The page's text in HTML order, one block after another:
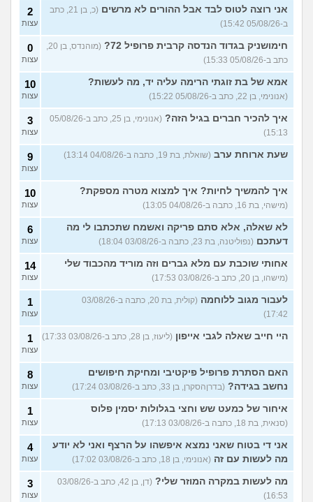
יוצאת איתו היום לדייט ראשון 3
עצות
בטיילת או מועדון?
(רואי, בן
26)
8
עצות
לוקח אותי לדייטים גרועים
האם להמשיך?
(נטע, בת 21)
17
עצות
עוד שאלות חדשות במדור
אני רוצה לטוס לבד אבל ההורים לא מרשים
(כ, בן 21, כתב
ב-05/08/26 15:42)
2
עצות
חימושניק בגדוד הנדסה קרבית פרופיל 72?
(מוהנדס, בן 20,
כתב ב-05/08/26 15:33)
0
עצות
אמא של בת זוגתי הרימה עליה יד, מה לעשות?
(אנונימי, בן 22, כתב ב-05/08/26 15:22)
10
עצות
איך להכיר חברים בגיל הזה?
(אנונימי, בן 25, כתב ב-05/08/26
15:13)
3
עצות
שעת ארוחת ערב (שואלת, בת 19, כתבה ב-04/08/26 13:14) 9
עצות
איך להמשיך לחיות? איך למצוא מטרה מספקת?
(מישהי, בת 16, כתבה ב-04/08/26 13:05)
10
עצות
לא שאלה, אלא סתם פריקה ואשמח שתכתבו לי מה
דעתכם (נפוליטנה, בת 23, כתבה ב-03/08/26 18:04)
6
עצות
אחותי שוכבת עם מלא גברים וזה מוריד מהכבוד שלי
(מישהו, בן 20, כתב ב-03/08/26 17:53)
14
עצות
לעבור מגוב ללוחמה
(קולית, בת 20, כתבה ב-03/08/26
17:42)
1
עצות
היי חייב שאלה לגבי אייפון (ליעוז, בן 28, כתב ב-03/08/26 17:33) 1
עצות
האם הסתרת פרופיל פיקטיבי ומחיקת חיפושים
נחשב בגידה? (בדרןהסקרן, בן 33, כתב ב-03/08/26 17:24)
8
עצות
איחור של כמעט שש וחצי בגלולות יסמין פלוס
(סנאית, בת 18, כתבה ב-03/08/26 17:13)
1
עצות
אני די בטוח שאני נמצא איפשהו על הרצף ואני לא יודע
מה לעשות עם זה (אנונימי, בן 18, כתב ב-03/08/26 17:02)
4
עצות
מה לעשות במקרה המוזר שלי?
(דן, בן 42, כתב ב-03/08/26
16:53)
3
עצות